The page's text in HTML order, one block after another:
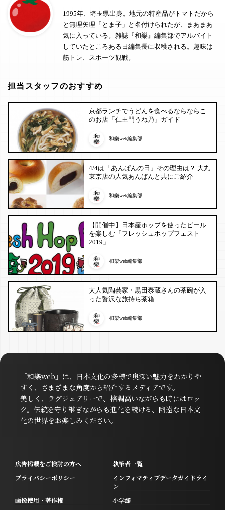
1995年、埼玉県出身。地元の特産品がトマトだから
と無理矢理「とま子」と名付けられたが、まあまあ
気に入っている。雑誌『和樂』編集部でアルバイト
していたところある日編集長に収穫される。趣味は
筋トレ、スポーツ観戦。
担当スタッフのおすすめ
京都ランチでうどんを食べるならならこ
のお店「仁王門うね乃」ガイド
和樂web編集部
4/4は「あんぱんの日」その理由は？ 大丸
東京店の人気あんぱんと共にご紹介
和樂web編集部
【開催中】日本産ホップを使ったビール
を楽しむ「フレッシュホップフェスト
2019」
和樂web編集部
大人気陶芸家・黒田泰蔵さんの茶碗が入
った贅沢な旅持ち茶箱
和樂web編集部
「和樂web」は、日本文化の多様で奥深い魅力をわかりや
すく、さまざまな角度から紹介するメディアです。
美しく、ラグジュアリーで、格調高いながらも時にはロッ
ク。伝統を守り継ぎながらも進化を続ける、幽遠な日本文
化の世界をお楽しみください。
広告掲載をご検討の方へ
執筆者一覧
プライバシーポリシー
インフォマティブデータガイドライ
ン
画像使用・著作権
小学館